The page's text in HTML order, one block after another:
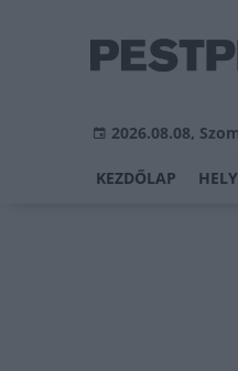
2026.08.08,
KEZDŐLAP